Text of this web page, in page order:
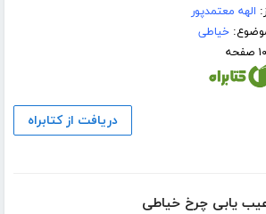
الهه معتمدپور
خیاطی
دریافت از کتابراه
عیب یابی چرخ خیاطی